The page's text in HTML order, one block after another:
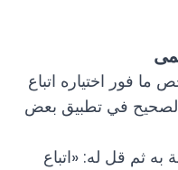
فور اختياره اتباع
في تطبيق بعض
به ثم قل له: «اتباع